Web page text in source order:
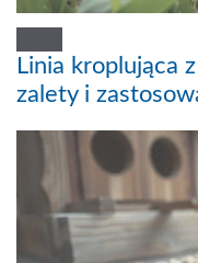
Linia kroplująca
zalety i